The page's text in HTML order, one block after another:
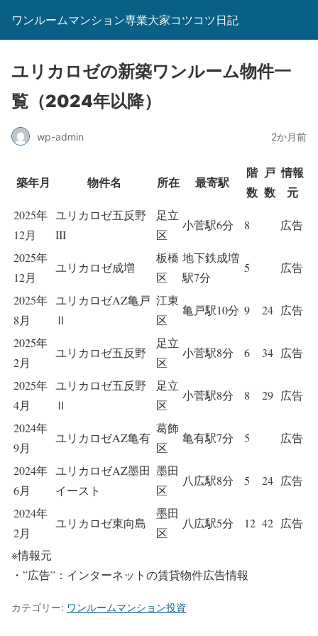
ワンルームマンション専業大家コツコツ日記
ユリカロゼの新築ワンルーム物件一
覧（2024年以降）
wp-admin 2か月前
築年月 物件名 所在 最寄駅
階
数
戸
数
情報
元
2025年
12月
ユリカロゼ五反野
III
足立
区
小菅駅6分 8 広告
2025年
12月
ユリカロゼ成増
板橋
区
地下鉄成増
駅7分
5 広告
2025年
8月
ユリカロゼAZ亀戸
Ⅱ
江東
区
亀戸駅10分 9 24 広告
2025年
2月
ユリカロゼ五反野
足立
区
小菅駅8分 6 34 広告
2025年
4月
ユリカロゼ五反野
Ⅱ
足立
区
小菅駅8分 8 29 広告
2024年
9月
ユリカロゼAZ亀有
葛飾
区
亀有駅7分 5 広告
2024年
6月
ユリカロゼAZ墨田
イースト
墨田
区
八広駅8分 5 24 広告
2024年
2月
ユリカロゼ東向島
墨田
区
八広駅5分 12 42 広告
※情報元
・”広告”：インターネットの賃貸物件広告情報
カテゴリー: ワンルームマンション投資